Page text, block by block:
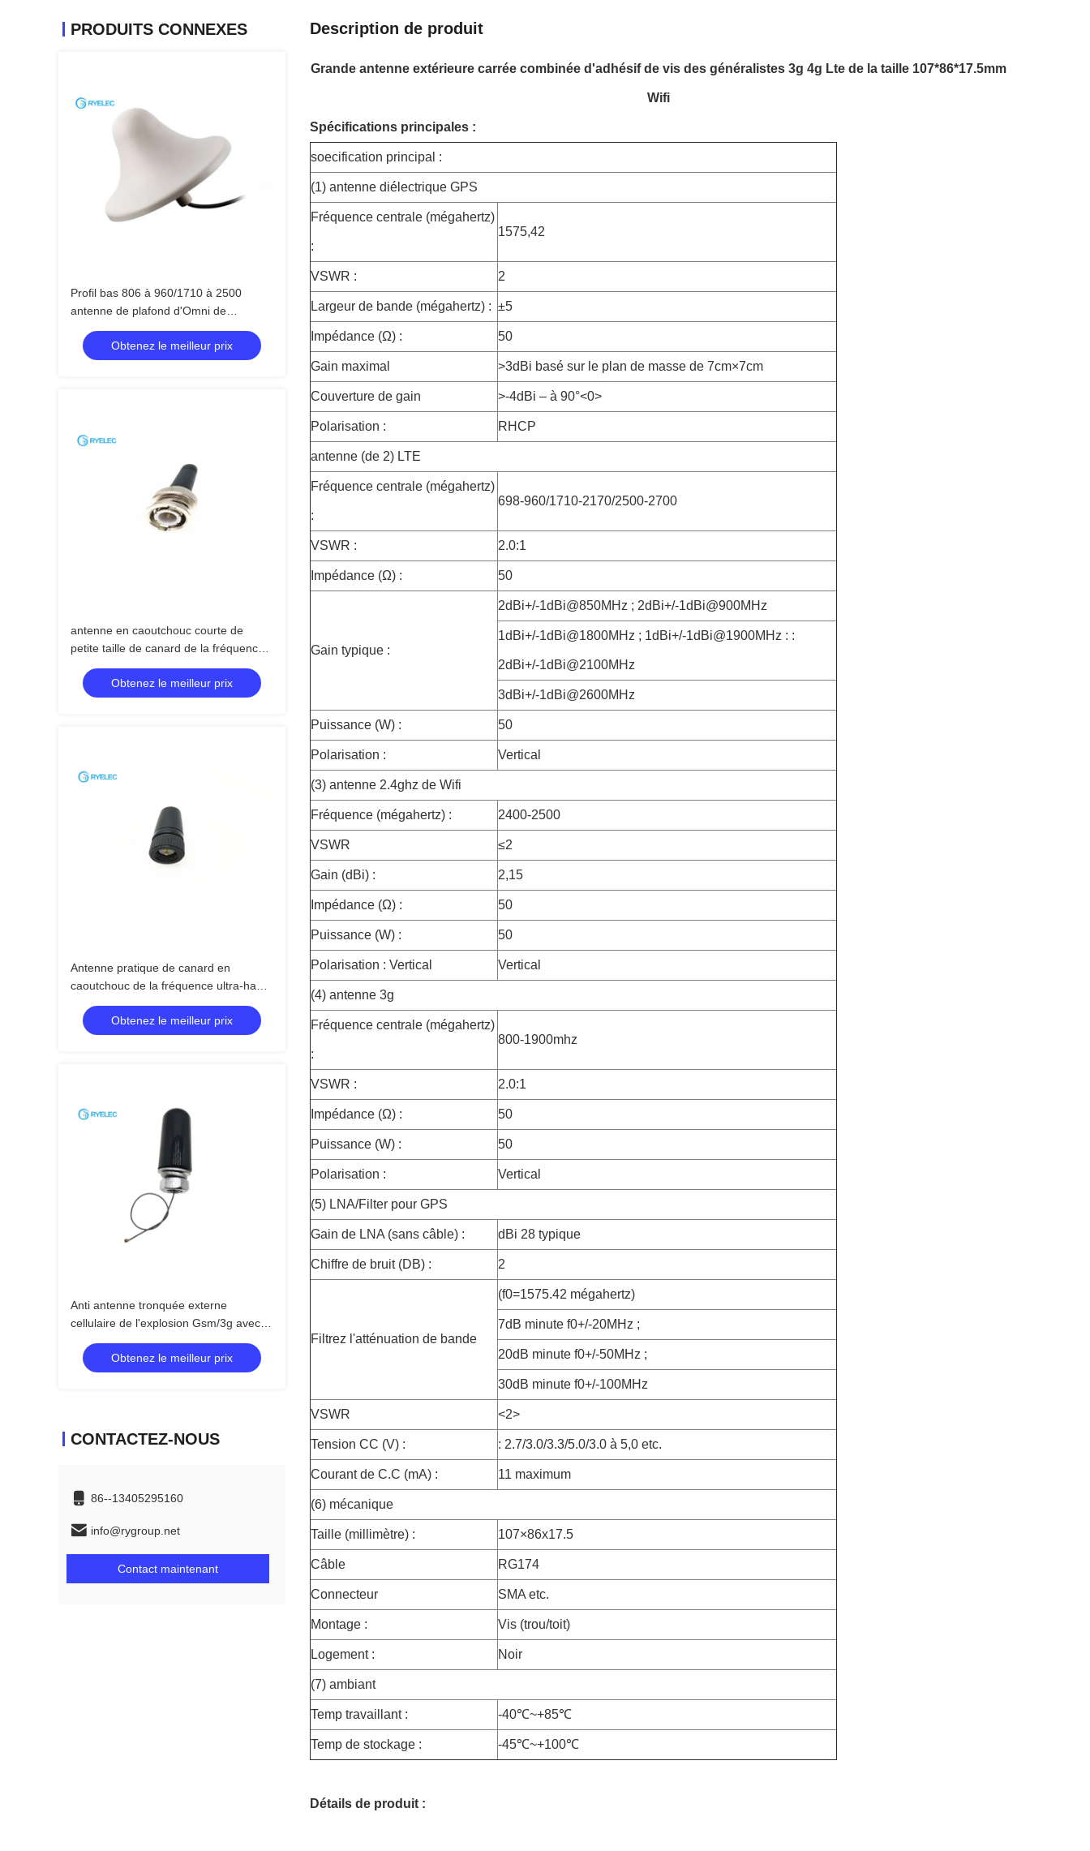
PRODUITS CONNEXES
Profil bas 806 à 960/1710 à 2500
antenne de plafond d'Omni de
couverture de 360 degrés
Obtenez le meilleur prix
antenne en caoutchouc courte de
petite taille de canard de la fréquence
ultra-haute 1Dbi 450-470mhz avec le
connecteur masculin de BNC
Obtenez le meilleur prix
Antenne pratique de canard en
caoutchouc de la fréquence ultra-haute
mini 35mm avec le connecteur
masculin droit de SMA
Obtenez le meilleur prix
Anti antenne tronquée externe
cellulaire de l'explosion Gsm/3g avec le
connecteur d'Ipex avec le bâti de vis
Obtenez le meilleur prix
CONTACTEZ-NOUS
86--13405295160
info@rygroup.net
Contact maintenant
Description de produit
Grande antenne extérieure carrée combinée d'adhésif de vis des généralistes 3g 4g Lte de la taille 107*86*17.5mm
Wifi
Spécifications principales :
soecification principal :
(1) antenne diélectrique GPS
Fréquence centrale (mégahertz)
:
1575,42
VSWR : 2
Largeur de bande (mégahertz) : ±5
Impédance (Ω) : 50
Gain maximal >3dBi basé sur le plan de masse de 7cm×7cm
Couverture de gain >-4dBi – à 90°<0>
Polarisation : RHCP
antenne (de 2) LTE
Fréquence centrale (mégahertz)
:
698-960/1710-2170/2500-2700
VSWR : 2.0:1
Impédance (Ω) : 50
Gain typique :
2dBi+/-1dBi@850MHz ; 2dBi+/-1dBi@900MHz
1dBi+/-1dBi@1800MHz ; 1dBi+/-1dBi@1900MHz : :
2dBi+/-1dBi@2100MHz
3dBi+/-1dBi@2600MHz
Puissance (W) : 50
Polarisation : Vertical
(3) antenne 2.4ghz de Wifi
Fréquence (mégahertz) : 2400-2500
VSWR ≤2
Gain (dBi) : 2,15
Impédance (Ω) : 50
Puissance (W) : 50
Polarisation : Vertical Vertical
(4) antenne 3g
Fréquence centrale (mégahertz)
:
800-1900mhz
VSWR : 2.0:1
Impédance (Ω) : 50
Puissance (W) : 50
Polarisation : Vertical
(5) LNA/Filter pour GPS
Gain de LNA (sans câble) : dBi 28 typique
Chiffre de bruit (DB) : 2
Filtrez l'atténuation de bande
(f0=1575.42 mégahertz)
7dB minute f0+/-20MHz ;
20dB minute f0+/-50MHz ;
30dB minute f0+/-100MHz
VSWR <2>
Tension CC (V) : : 2.7/3.0/3.3/5.0/3.0 à 5,0 etc.
Courant de C.C (mA) : 11 maximum
(6) mécanique
Taille (millimètre) : 107×86x17.5
Câble RG174
Connecteur SMA etc.
Montage : Vis (trou/toit)
Logement : Noir
(7) ambiant
Temp travaillant : -40℃~+85℃
Temp de stockage : -45℃~+100℃
Détails de produit :